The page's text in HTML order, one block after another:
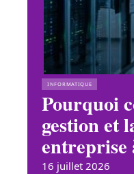
INFORMATIQUE
Pourquoi
gestion et
entreprise
16 juillet 2026